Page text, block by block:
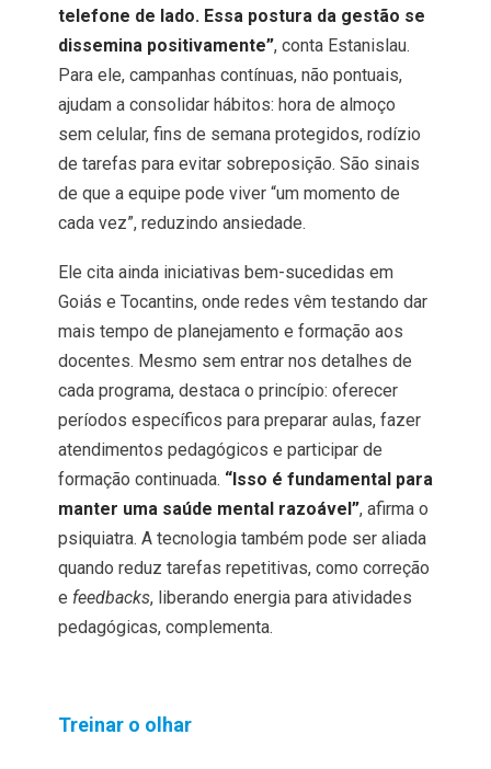
telefone de lado. Essa postura da gestão se
dissemina positivamente”, conta Estanislau.
Para ele, campanhas contínuas, não pontuais,
ajudam a consolidar hábitos: hora de almoço
sem celular, fins de semana protegidos, rodízio
de tarefas para evitar sobreposição. São sinais
de que a equipe pode viver “um momento de
cada vez”, reduzindo ansiedade.
Ele cita ainda iniciativas bem-sucedidas em
Goiás e Tocantins, onde redes vêm testando dar
mais tempo de planejamento e formação aos
docentes. Mesmo sem entrar nos detalhes de
cada programa, destaca o princípio: oferecer
períodos específicos para preparar aulas, fazer
atendimentos pedagógicos e participar de
formação continuada. “Isso é fundamental para
manter uma saúde mental razoável”, afirma o
psiquiatra. A tecnologia também pode ser aliada
quando reduz tarefas repetitivas, como correção
e feedbacks, liberando energia para atividades
pedagógicas, complementa.
Treinar o olhar